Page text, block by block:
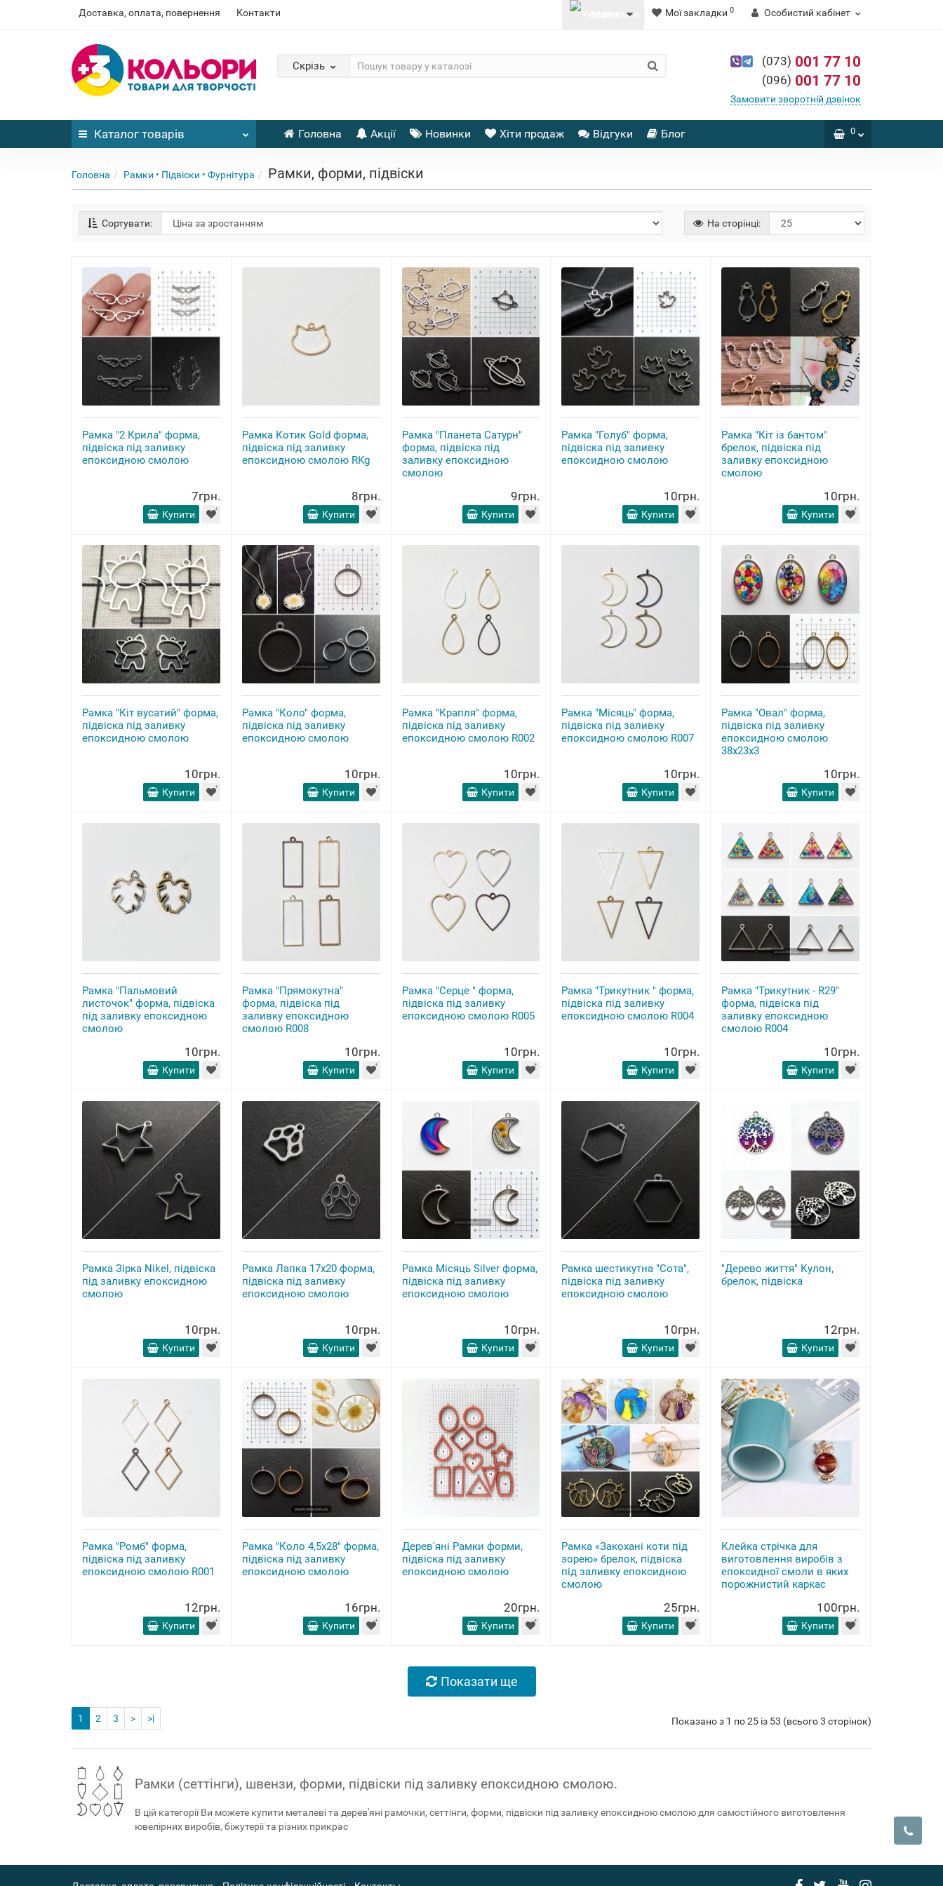
Доставка, оплата, повернення Контакти Мої закладки 0 Особистий кабінет
Скрізь (073) 001 77 10
(096) 001 77 10
Замовити зворотній дзвінок
Каталог товарів Головна Акції Новинки Хіти продаж Відгуки Блог 0
Головна Рамки • Підвіски • Фурнітура Рамки, форми, підвіски
Сортувати: На сторінці:
Рамка "2 Крила" форма,
підвіска під заливку
епоксидною смолою
7грн.
Купити
Рамка Котик Gold форма,
підвіска під заливку
епоксидною смолою RKg
8грн.
Купити
Рамка "Планета Сатурн"
форма, підвіска під
заливку епоксидною
смолою
9грн.
Купити
Рамка "Голуб" форма,
підвіска під заливку
епоксидною смолою
10грн.
Купити
Рамка "Кіт із бантом"
брелок, підвіска під
заливку епоксидною
смолою
10грн.
Купити
Рамка "Кіт вусатий" форма,
підвіска під заливку
епоксидною смолою
10грн.
Купити
Рамка "Коло" форма,
підвіска під заливку
епоксидною смолою
10грн.
Купити
Рамка "Крапля" форма,
підвіска під заливку
епоксидною смолою R002
10грн.
Купити
Рамка "Місяць" форма,
підвіска під заливку
епоксидною смолою R007
10грн.
Купити
Рамка "Овал" форма,
підвіска під заливку
епоксидною смолою
38x23x3
10грн.
Купити
Рамка "Пальмовий
листочок" форма, підвіска
під заливку епоксидною
смолою
10грн.
Купити
Рамка "Прямокутна"
форма, підвіска під
заливку епоксидною
смолою R008
10грн.
Купити
Рамка "Серце " форма,
підвіска під заливку
епоксидною смолою R005
10грн.
Купити
Рамка "Трикутник " форма,
підвіска під заливку
епоксидною смолою R004
10грн.
Купити
Рамка "Трикутник - R29"
форма, підвіска під
заливку епоксидною
смолою R004
10грн.
Купити
Рамка Зірка Nikel, підвіска
під заливку епоксидною
смолою
10грн.
Купити
Рамка Лапка 17x20 форма,
підвіска під заливку
епоксидною смолою
10грн.
Купити
Рамка Місяць Silver форма,
підвіска під заливку
епоксидною смолою
10грн.
Купити
Рамка шестикутна "Сота",
підвіска під заливку
епоксидною смолою
10грн.
Купити
"Дерево життя" Кулон,
брелок, підвіска
12грн.
Купити
Рамка "Ромб" форма,
підвіска під заливку
епоксидною смолою R001
12грн.
Купити
Рамка "Коло 4,5x28" форма,
підвіска під заливку
епоксидною смолою
16грн.
Купити
Дерев'яні Рамки форми,
підвіска під заливку
епоксидною смолою
20грн.
Купити
Рамка «Закохані коти під
зорею» брелок, підвіска
під заливку епоксидною
смолою
25грн.
Купити
Клейка стрічка для
виготовлення виробів з
епоксидної смоли в яких
порожнистий каркас
100грн.
Купити
Показати ще
1 2 3 > >| Показано з 1 по 25 із 53 (всього 3 сторінок)
Рамки (сеттінги), швензи, форми, підвіски під заливку епоксидною смолою.
В цій категорії Ви можете купити металеві та дерев'яні рамочки, сеттінги, форми, підвіски під заливку епоксидною смолою для самостійного виготовлення
ювелірних виробів, біжутерії та різних прикрас